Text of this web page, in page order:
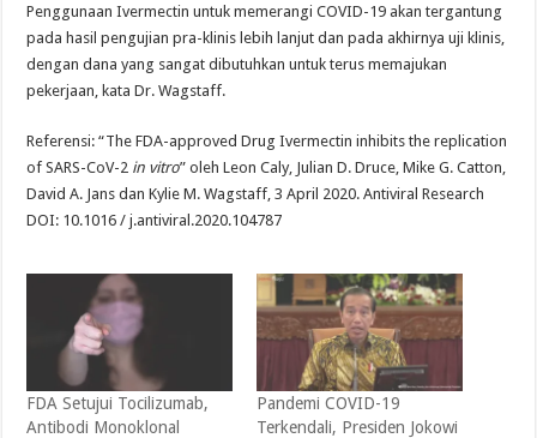
Penggunaan Ivermectin untuk memerangi COVID-19 akan tergantung
pada hasil pengujian pra-klinis lebih lanjut dan pada akhirnya uji klinis,
dengan dana yang sangat dibutuhkan untuk terus memajukan
pekerjaan, kata Dr. Wagstaff.
Referensi: “The FDA-approved Drug Ivermectin inhibits the replication
of SARS-CoV-2 in vitro” oleh Leon Caly, Julian D. Druce, Mike G. Catton,
David A. Jans dan Kylie M. Wagstaff, 3 April 2020. Antiviral Research
DOI: 10.1016 / j.antiviral.2020.104787
FDA Setujui Tocilizumab,
Antibodi Monoklonal
Pandemi COVID-19
Terkendali, Presiden Jokowi